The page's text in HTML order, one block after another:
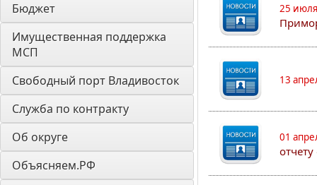
Бюджет
Имущественная поддержка
МСП
Свободный порт Владивосток
Служба по контракту
Об округе
Объясняем.РФ
25
13
01